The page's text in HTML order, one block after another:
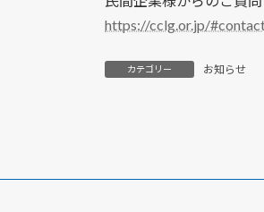
https://cclg.or.jp/
カテゴリー お知らせ